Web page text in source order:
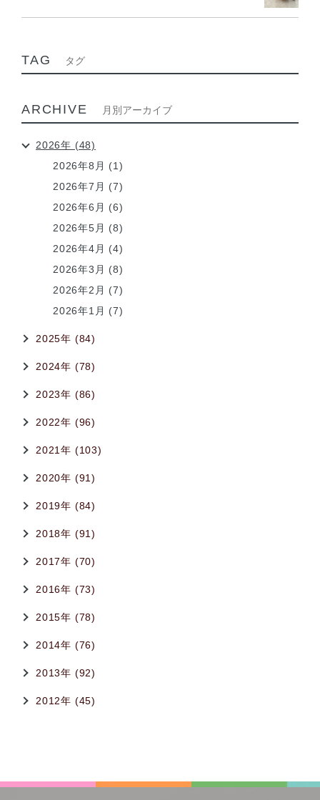
TAG タグ
ARCHIVE 月別アーカイブ
2026年 (48)
2026年8月 (1)
2026年7月 (7)
2026年6月 (6)
2026年5月 (8)
2026年4月 (4)
2026年3月 (8)
2026年2月 (7)
2026年1月 (7)
2025年 (84)
2024年 (78)
2023年 (86)
2022年 (96)
2021年 (103)
2020年 (91)
2019年 (84)
2018年 (91)
2017年 (70)
2016年 (73)
2015年 (78)
2014年 (76)
2013年 (92)
2012年 (45)